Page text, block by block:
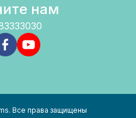
нам
Все права защищены